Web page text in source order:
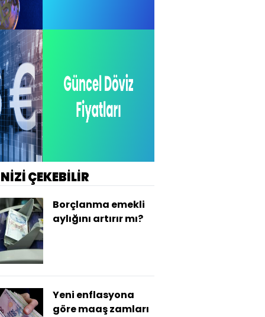
ÇEKEBİLİR
Borçlanma emekli
aylığını artırır mı?
Yeni enflasyona
göre maaş zamları